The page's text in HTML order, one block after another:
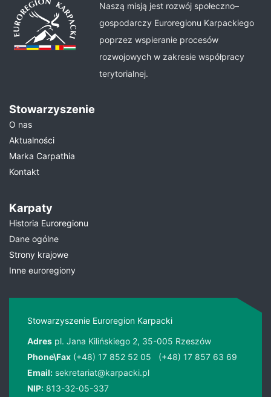
Naszą misją jest rozwój społeczno–
gospodarczy Euroregionu Karpackiego
poprzez wspieranie procesów
rozwojowych w zakresie współpracy
terytorialnej.
Stowarzyszenie
O nas
Aktualności
Marka Carpathia
Kontakt
Karpaty
Historia Euroregionu
Dane ogólne
Strony krajowe
Inne euroregiony
Stowarzyszenie Euroregion Karpacki
Adres pl. Jana Kilińskiego 2, 35-005 Rzeszów
Phone\Fax (+48) 17 852 52 05
(+48) 17 857 63 69
Email: sekretariat@karpacki.pl
NIP: 813-32-05-337